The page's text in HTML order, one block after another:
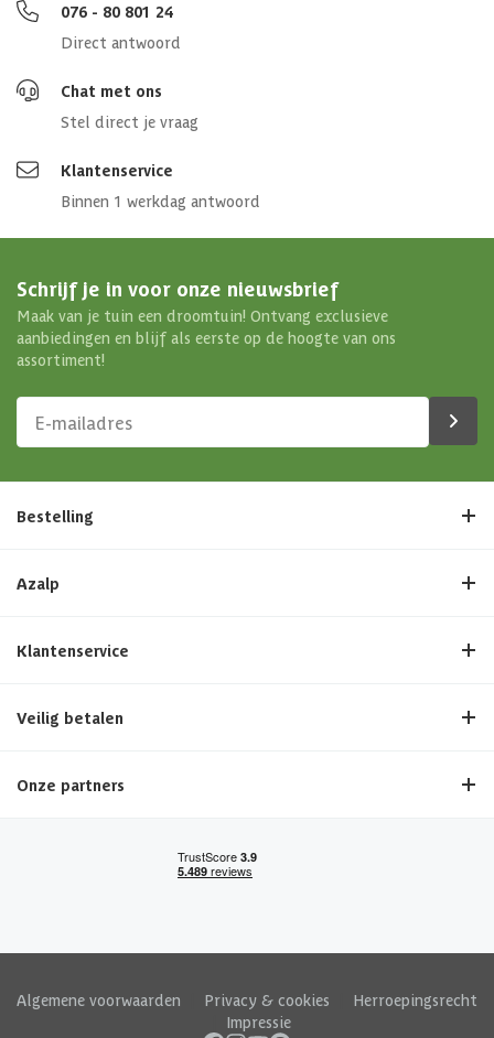
076 - 80 801 24
Direct antwoord
Chat met ons
Stel direct je vraag
Klantenservice
Binnen 1 werkdag antwoord
Schrijf je in voor onze nieuwsbrief
Maak van je tuin een droomtuin! Ontvang exclusieve
aanbiedingen en blijf als eerste op de hoogte van ons
assortiment!
Bestelling
Azalp
Klantenservice
Veilig betalen
Onze partners
Algemene voorwaarden Privacy & cookies
Herroepingsrecht
Impressie